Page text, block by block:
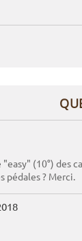
(10°) des
pédales ? Merci.